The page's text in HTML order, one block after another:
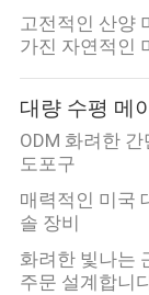
고전적인 산양
가진 자연적인
대량 수평 메
ODM 화려한
도포구
매력적인 미국
솔 장비
화려한 빛나는
주문 설계합니